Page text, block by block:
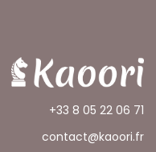
+33 8 05 22 06 71
contact@kaoori.fr